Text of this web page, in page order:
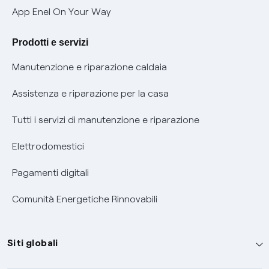
Verifica chi ti ha chiamato
Informativa RAEE
App Enel On Your Way
Prodotti e servizi
Manutenzione e riparazione caldaia
Assistenza e riparazione per la casa
Tutti i servizi di manutenzione e riparazione
Elettrodomestici
Pagamenti digitali
Comunità Energetiche Rinnovabili
Siti globali